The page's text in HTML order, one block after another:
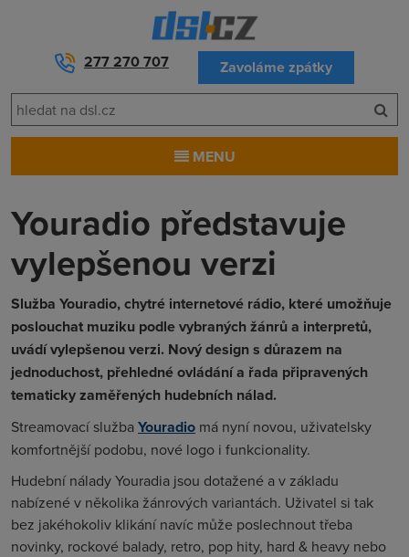
277 270 707 Zavoláme zpátky
MENU
Youradio představuje
vylepšenou verzi
Služba Youradio, chytré internetové rádio, které umožňuje
poslouchat muziku podle vybraných žánrů a interpretů,
uvádí vylepšenou verzi. Nový design s důrazem na
jednoduchost, přehledné ovládání a řada připravených
tematicky zaměřených hudebních nálad.
Streamovací službaYouradio má nyní novou, uživatelsky
komfortnější podobu, nové logo i funkcionality.
Hudební nálady Youradia jsou dotažené a v základu
nabízené v několika žánrových variantách. Uživatel si tak
bez jakéhokoliv klikání navíc může poslechnout třeba
novinky, rockové balady, retro, pop hity, hard & heavy nebo